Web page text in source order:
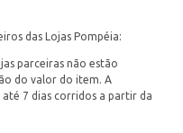
das Lojas Pompéia:
parceiras não estão
do valor do item. A
7 dias corridos a partir da